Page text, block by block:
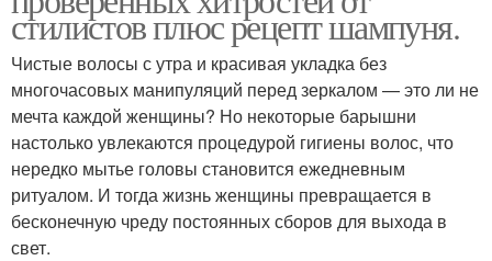
стилистов плюс рецепт шампуня.
Чистые волосы с утра и красивая укладка без
многочасовых манипуляций перед зеркалом — это ли не
мечта каждой женщины? Но некоторые барышни
настолько увлекаются процедурой гигиены волос, что
нередко мытье головы становится ежедневным
ритуалом. И тогда жизнь женщины превращается в
бесконечную чреду постоянных сборов для выхода в
свет.